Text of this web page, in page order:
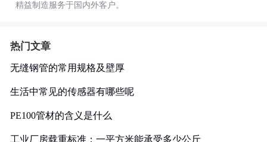
精益制造服务于国内外客户。
热门文章
无缝钢管的常用规格及壁厚
生活中常见的传感器有哪些呢
PE100管材的含义是什么
工业厂房载重标准：一平方米能承受多少公斤